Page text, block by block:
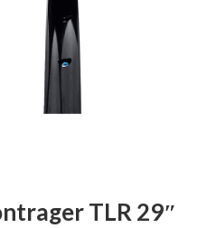
TLR 29″